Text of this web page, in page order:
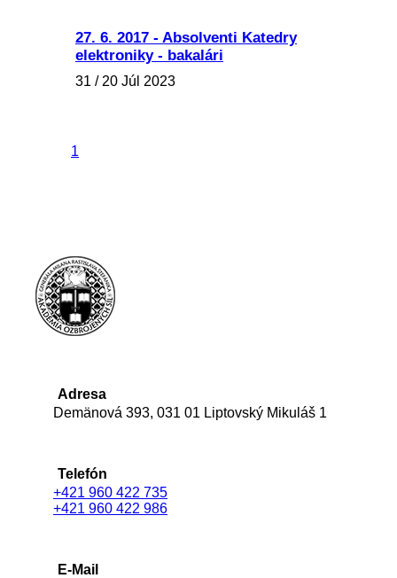
27. 6. 2017 - Absolventi Katedry
elektroniky - bakalári
31 / 20 Júl 2023
1
Adresa
Demänová 393, 031 01 Liptovský Mikuláš 1
Telefón
+421 960 422 735
+421 960 422 986
E-Mail